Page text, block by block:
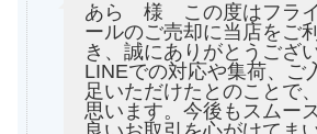
あら 様 この度はフライ
ールのご売却に当店をご
き、誠にありがとうござ
LINEでの対応や集荷、ご
足いただけたとのことで
思います。今後もスムー